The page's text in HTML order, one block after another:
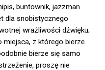
buntownik, jazzman
dla snobistycznego
wrażliwości dźwięku;
miejsca, z którego bierze
bierze się samo
proszę nie